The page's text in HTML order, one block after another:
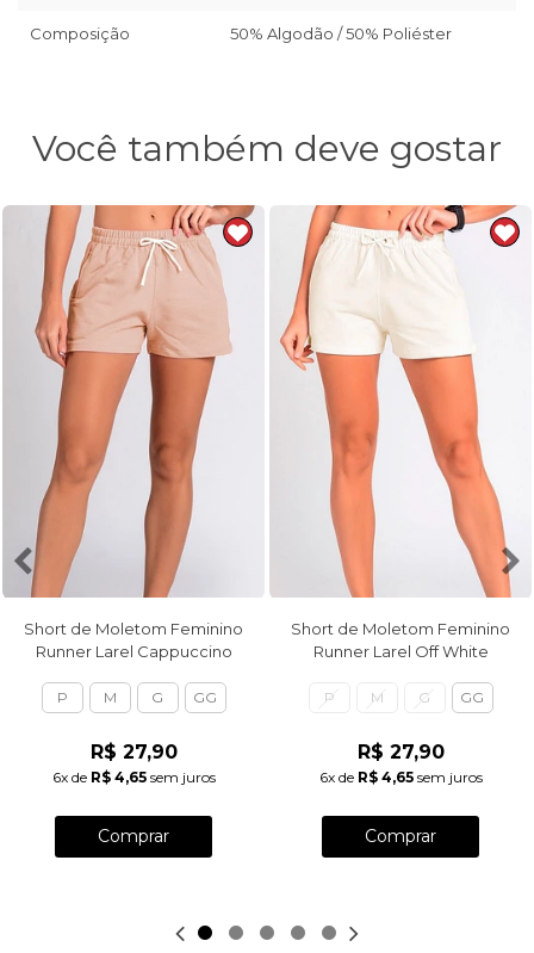
Composição 50% Algodão / 50% Poliéster
Você também deve gostar
Short de Moletom Feminino
Runner Larel Cappuccino
P M G GG
R$ 27,90
6xde R$ 4,65sem juros
Comprar
Short de Moletom Feminino
Runner Larel Off White
P M G GG
R$ 27,90
6xde R$ 4,65sem juros
Comprar